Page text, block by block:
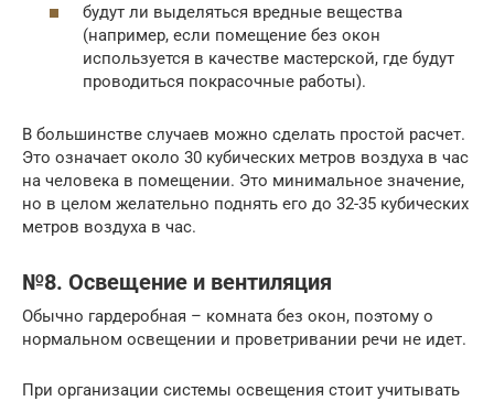
будут ли выделяться вредные вещества
(например, если помещение без окон
используется в качестве мастерской, где будут
проводиться покрасочные работы).
В большинстве случаев можно сделать простой расчет.
Это означает около 30 кубических метров воздуха в час
на человека в помещении. Это минимальное значение,
но в целом желательно поднять его до 32-35 кубических
метров воздуха в час.
№8. Освещение и вентиляция
Обычно гардеробная – комната без окон, поэтому о
нормальном освещении и проветривании речи не идет.
При организации системы освещения стоит учитывать